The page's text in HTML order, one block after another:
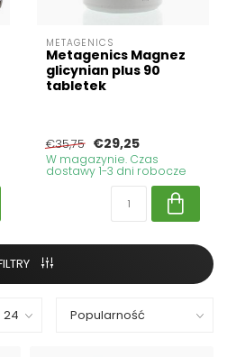
METAGENICS
Metagenics Magnez
glicynian plus 90
tabletek
€35,75 €29,25
W magazynie. Czas
dostawy 1-3 dni robocze